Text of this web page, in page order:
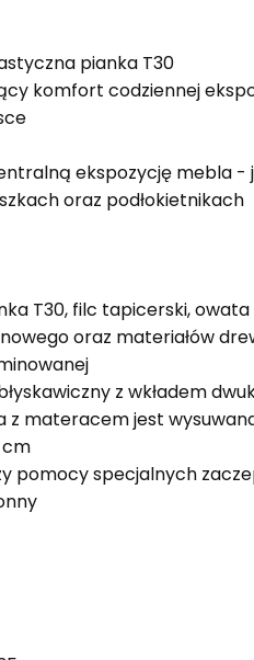
pianka T30
komfort codziennej
ekspozycję mebla -
oraz podłokietnikach
T30, filc tapicerski,
oraz materiałów
z wkładem
materacem jest
pomocy specjalnych